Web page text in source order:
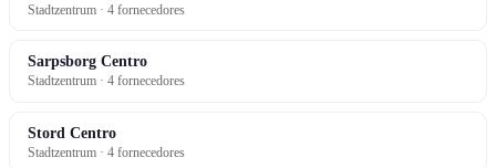
Stadtzentrum · 4 fornecedores
Sarpsborg Centro
Stadtzentrum · 4 fornecedores
Stord Centro
Stadtzentrum · 4 fornecedores